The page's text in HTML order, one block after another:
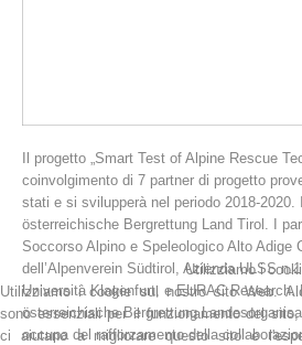
Il progetto „Smart Test of Alpine Rescue
coinvolgimento di 7 partner di progetto
stati e si svilupperà nel periodo 2018-2020.
österreichische Bergrettung Land Tirol. I
Soccorso Alpino e Speleologico Alto Adige
dell’Alpenverein Südtirol, Azienda ULSS
Università Klagenfurt, e EURAC
österreichische Bergrettung
occupa del rafforzamento della
Utilizziamo i
Utilizziamo i cookie sul nostro sito Web.
sono essenziali per il funzionamento del
ci aiutano a migliorare questo sito e